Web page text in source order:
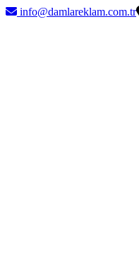
info@damlareklam.com.tr